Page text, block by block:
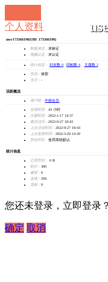
个人资料
user173366190(UID: 173366190)
邮箱状态： 未验证
视频认证： 未认证
统计信息： 好友数 0 回帖数 4 主题数 2
性别： 保密
生日： -
活跃概况
用户组： 中级会员
在线时间： 43 小时
注册时间： 2022-1-17 14:37
最后访问： 2022-9-27 18:43
上次活动时间： 2022-9-27 18:43
上次发表时间： 2022-3-29 14:29
所在时区： 使用系统默认
统计信息
已用空间：
0 B
积分： 300
威望： 0
金钱： 294
贡献： 0
您还未登录，立即登录？
确定 取消